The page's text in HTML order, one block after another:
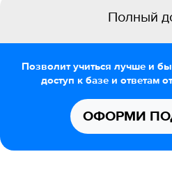
Полный
Позволит учиться лучше и
доступ к базе и ответам
ОФОРМИ